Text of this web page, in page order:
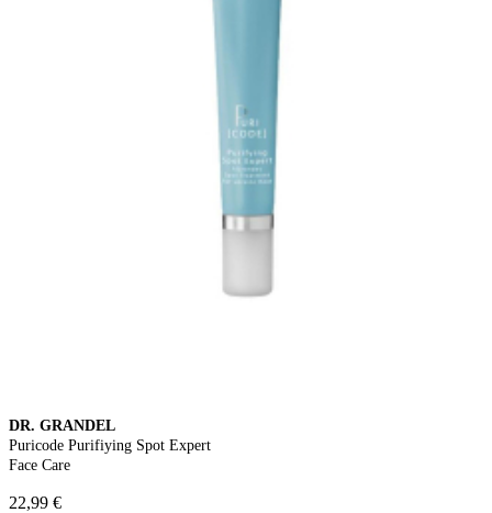
DR. GRANDEL
Puricode Purifiying Spot Expert
Face Care
22,99 €